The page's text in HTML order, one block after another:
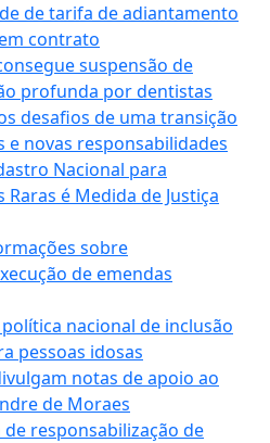
de tarifa de adiantamento
contrato
suspensão de
profunda por dentistas
desafios de uma transição
e novas responsabilidades
Nacional para
é Medida de Justiça
sobre
de emendas
nacional de inclusão
pessoas idosas
notas de apoio ao
de Moraes
responsabilização de